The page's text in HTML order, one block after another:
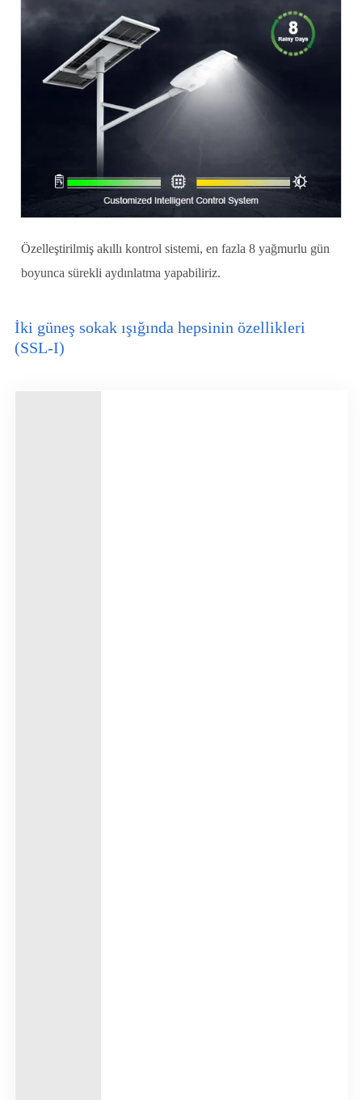
Özelleştirilmiş akıllı kontrol sistemi, en fazla 8 yağmurlu gün
boyunca sürekli aydınlatma yapabiliriz.
İki güneş sokak ışığında hepsinin özellikleri
(SSL-I)